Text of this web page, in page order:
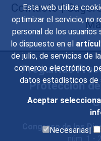
Esta web utiliza
optimizar el servicio, no
personal de los usuarios
lo dispuesto en el
de julio, de servicios de
comercio electrónico,
datos estadísticos de
Aceptar
Necesarias|
Contacto|
Preguntas
Protección
Congreso de los
núm. 1